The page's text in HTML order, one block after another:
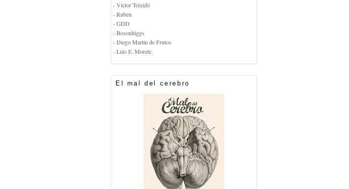
- Víctor Teixidó
- Rubén
- GDD
- Bosonhiggs
- Diego Martín de Frutos
- Luis E. Morete.
El mal del cerebro